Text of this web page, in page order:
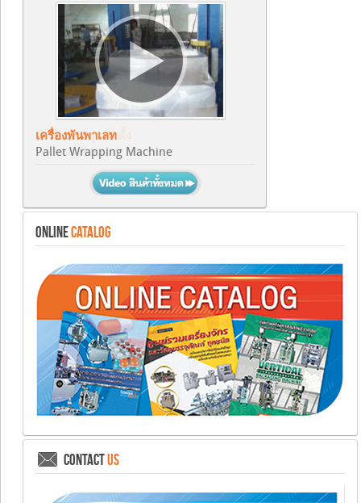
เครื่องพันพาเลท
Pallet Wrapping Machine
ONLINECATALOG
CONTACTUS